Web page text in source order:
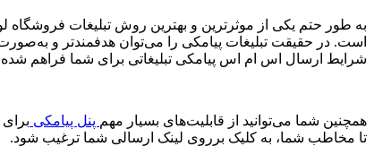
به طور حتم یکی از موثرترین و بهترین روش تبلیغات فروشگاه
است. در حقیقت تبلیغات پیامکی را می‌توان هدفمندتر و
شرایط ارسال اس ام اس پیامکی تبلیغاتی برای شما فراهم شده
همچنین شما می‌توانید از قابلیت‌های بسیار مهم پنل پیامکی
تا مخاطب شما، به کلیک برروی لینک ارسالی شما ترغیب شود.